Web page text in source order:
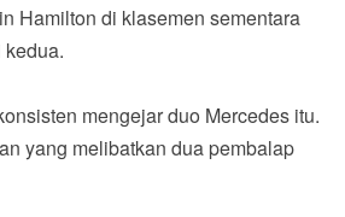
Hamilton di klasemen sementara
mengejar duo Mercedes itu.
yang melibatkan dua pembalap